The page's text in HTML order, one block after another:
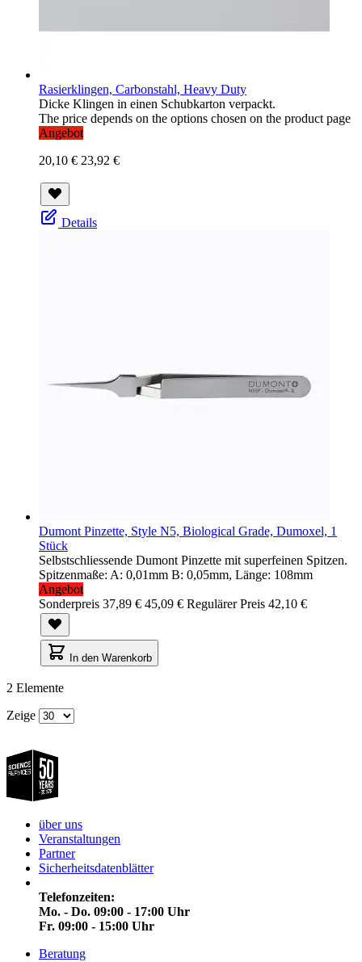
Rasierklingen, Carbonstahl, Heavy Duty
Dicke Klingen in einen Schubkarton verpackt.
The price depends on the options chosen on the product page
Angebot
20,10 € 23,92 €
Details
Dumont Pinzette, Style N5, Biological Grade, Dumoxel, 1
Stück
Selbstschliessende Dumont Pinzette mit superfeinen Spitzen.
Spitzenmaße: A: 0,01mm B: 0,05mm, Länge: 108mm
Angebot
Sonderpreis 37,89 € 45,09 € Regulärer Preis 42,10 €
In den Warenkorb
2 Elemente
Zeige
über uns
Veranstaltungen
Partner
Sicherheitsdatenblätter
Telefonzeiten:
Mo. - Do. 09:00 - 17:00 Uhr
Fr. 09:00 - 15:00 Uhr
Beratung